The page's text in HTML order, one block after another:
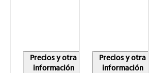
Precios y otra
información
Precios y otra
información